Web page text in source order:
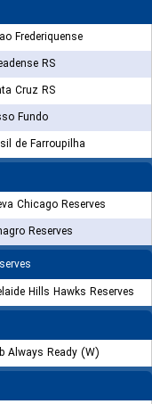
Frederiquense
RS
Cruz RS
Fundo
de Farroupilha
Chicago Reserves
Reserves
Hills Hawks Reserves
Always Ready (W)